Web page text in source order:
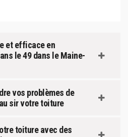
et efficace en
le 49 dans le Maine-
vos problèmes de
sir votre toiture
toiture avec des